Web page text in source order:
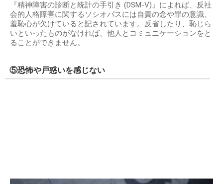
『精神障害の診断と統計の手引き (DSM-V)』によれば、反社
会的人格障害に関するソシオパスには自責の念や罪の意識、
羞恥心が欠けていると記されています。反省したり、恥じら
いといったものがなければ、他人とコミュニケーションをと
ることができません。
⑤恐怖や戸惑いを感じない